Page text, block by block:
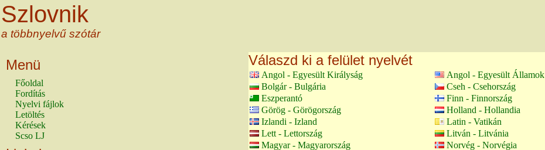
Szlovnik
a többnyelvű szótár
Menü
Főoldal
Fordítás
Nyelvi fájlok
Letöltés
Kérések
Scso LJ
Válaszd ki a felület nyelvét
Angol - Egyesült Királyság Angol - Egyesült Államok
Bolgár - Bulgária
Cseh - Csehország
Eszperantó
Finn - Finnország
Görög - Görögország
Holland - Hollandia
Izlandi - Izland
Latin - Vatikán
Lett - Lettország
Litván - Litvánia
Magyar - Magyarország
Norvég - Norvégia